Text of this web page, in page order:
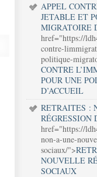
APPEL
JETABLE ET
MIGRATOIRE
href="https://
contre-
politique-
CONTRE
POUR UNE
D’ACCUEIL
RETRAITES :
RÉGRESSION
href="https://
non-a-une-
sociaux/">
NOUVELLE
SOCIAUX